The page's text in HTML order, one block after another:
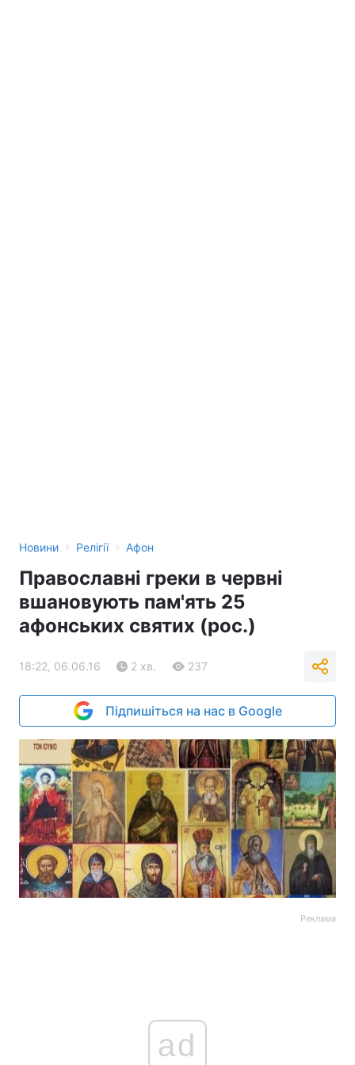
Новини › Релігії › Афон
Православні греки в червні
вшановують пам'ять 25
афонських святих (рос.)
18:22, 06.06.16 2 хв. 237
Підпишіться на нас в Google
Реклама
ad